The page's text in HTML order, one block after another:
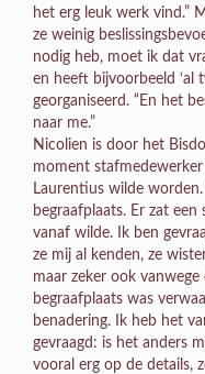
het erg leuk werk vind.”
ze weinig
nodig heb, moet ik dat
en heeft bijvoorbeeld ‘al
georganiseerd. “En het
naar me.”
Nicolien is door het
moment
Laurentius wilde
begraafplaats. Er zat
vanaf wilde. Ik ben
ze mij al kenden, ze
maar zeker ook
begraafplaats was
benadering. Ik heb het
gevraagd: is het anders
vooral erg op de details,